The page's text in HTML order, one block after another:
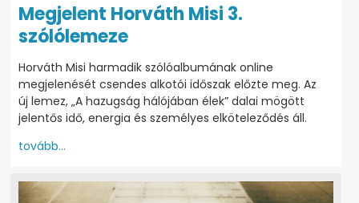
Megjelent Horváth Misi 3.
szólólemeze
Horváth Misi harmadik szólóalbumának online
megjelenését csendes alkotói időszak előzte meg. Az
új lemez, „A hazugság hálójában élek” dalai mögött
jelentős idő, energia és személyes elköteleződés áll.
tovább...